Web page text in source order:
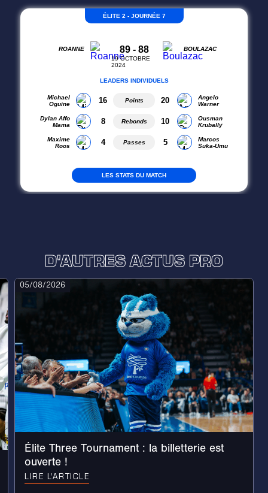
D'AUTRES ACTUS PRO
05/08/2026
Élite Three Tournament : la billetterie est
ouverte !
LIRE L'ARTICLE